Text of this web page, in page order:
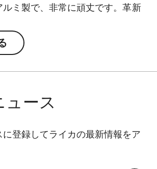
ミ製で、非常に頑丈です。革新
とができます。
ース
に登録してライカの最新情報をア